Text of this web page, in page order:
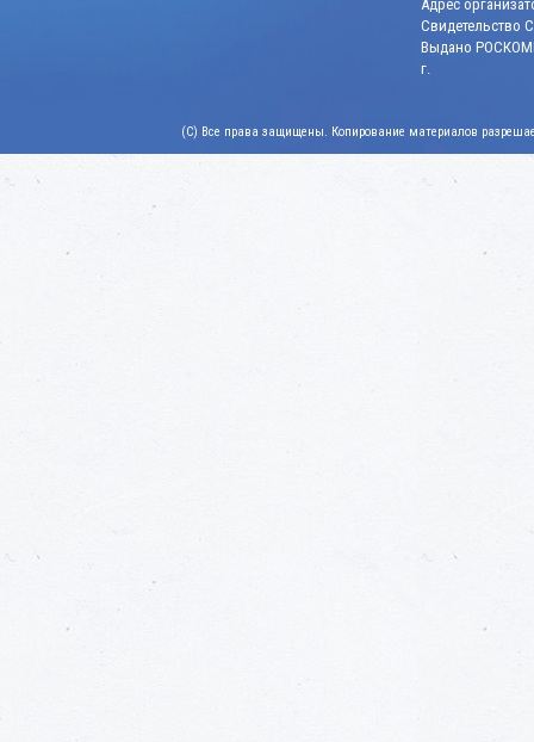
Адрес
Свидетельство
Выдано
г.
(C) Все права защищены. Копирование материалов